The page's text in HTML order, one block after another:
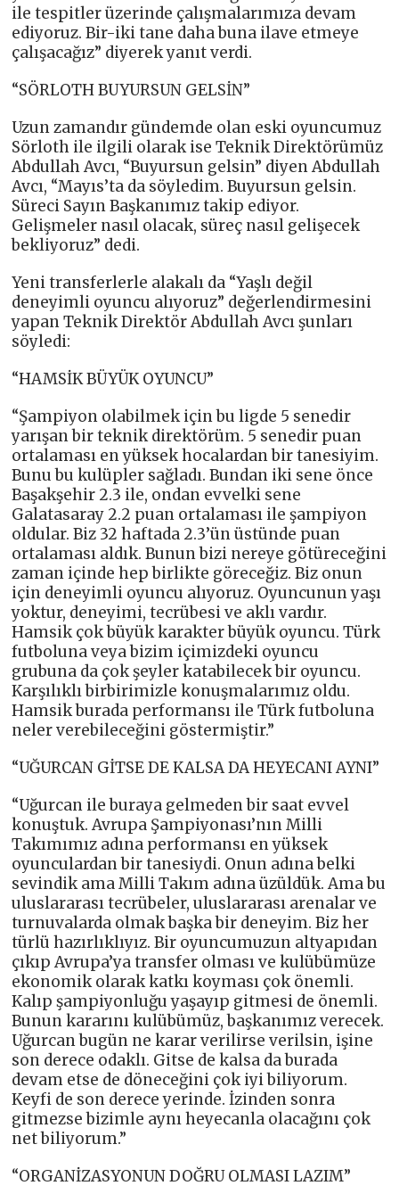
ile tespitler üzerinde çalışmalarımıza devam
ediyoruz. Bir-iki tane daha buna ilave etmeye
çalışacağız” diyerek yanıt verdi.
“SÖRLOTH BUYURSUN GELSİN”
Uzun zamandır gündemde olan eski oyuncumuz
Sörloth ile ilgili olarak ise Teknik Direktörümüz
Abdullah Avcı, “Buyursun gelsin” diyen Abdullah
Avcı, “Mayıs’ta da söyledim. Buyursun gelsin.
Süreci Sayın Başkanımız takip ediyor.
Gelişmeler nasıl olacak, süreç nasıl gelişecek
bekliyoruz” dedi.
Yeni transferlerle alakalı da “Yaşlı değil
deneyimli oyuncu alıyoruz” değerlendirmesini
yapan Teknik Direktör Abdullah Avcı şunları
söyledi:
“HAMSİK BÜYÜK OYUNCU”
“Şampiyon olabilmek için bu ligde 5 senedir
yarışan bir teknik direktörüm. 5 senedir puan
ortalaması en yüksek hocalardan bir tanesiyim.
Bunu bu kulüpler sağladı. Bundan iki sene önce
Başakşehir 2.3 ile, ondan evvelki sene
Galatasaray 2.2 puan ortalaması ile şampiyon
oldular. Biz 32 haftada 2.3’ün üstünde puan
ortalaması aldık. Bunun bizi nereye götüreceğini
zaman içinde hep birlikte göreceğiz. Biz onun
için deneyimli oyuncu alıyoruz. Oyuncunun yaşı
yoktur, deneyimi, tecrübesi ve aklı vardır.
Hamsik çok büyük karakter büyük oyuncu. Türk
futboluna veya bizim içimizdeki oyuncu
grubuna da çok şeyler katabilecek bir oyuncu.
Karşılıklı birbirimizle konuşmalarımız oldu.
Hamsik burada performansı ile Türk futboluna
neler verebileceğini göstermiştir.”
“UĞURCAN GİTSE DE KALSA DA HEYECANI AYNI”
“Uğurcan ile buraya gelmeden bir saat evvel
konuştuk. Avrupa Şampiyonası’nın Milli
Takımımız adına performansı en yüksek
oyunculardan bir tanesiydi. Onun adına belki
sevindik ama Milli Takım adına üzüldük. Ama bu
uluslararası tecrübeler, uluslararası arenalar ve
turnuvalarda olmak başka bir deneyim. Biz her
türlü hazırlıklıyız. Bir oyuncumuzun altyapıdan
çıkıp Avrupa’ya transfer olması ve kulübümüze
ekonomik olarak katkı koyması çok önemli.
Kalıp şampiyonluğu yaşayıp gitmesi de önemli.
Bunun kararını kulübümüz, başkanımız verecek.
Uğurcan bugün ne karar verilirse verilsin, işine
son derece odaklı. Gitse de kalsa da burada
devam etse de döneceğini çok iyi biliyorum.
Keyfi de son derece yerinde. İzinden sonra
gitmezse bizimle aynı heyecanla olacağını çok
net biliyorum.”
“ORGANİZASYONUN DOĞRU OLMASI LAZIM”